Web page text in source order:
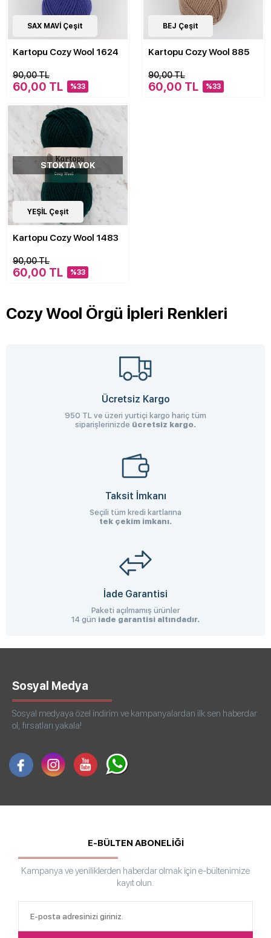
20Çeşit
SAX MAVİ Çeşit
Kartopu Cozy Wool 1624
90,00 TL
60,00 TL %33
20Çeşit
BEJ Çeşit
Kartopu Cozy Wool 885
90,00 TL
60,00 TL %33
20Çeşit
STOKTA YOK
YEŞİL Çeşit
Kartopu Cozy Wool 1483
90,00 TL
60,00 TL %33
Cozy Wool Örgü İpleri Renkleri
Ücretsiz Kargo
950 TL ve üzeri yurtiçi kargo hariç tüm
siparişlerinizde ücretsiz kargo.
Taksit İmkanı
Seçili tüm kredi kartlarına
tek çekim imkanı.
İade Garantisi
Paketi açılmamış ürünler
14 gün iade garantisi altındadır.
Sosyal Medya
Sosyal medyaya özel indirim ve kampanyalardan ilk sen haberdar
ol, fırsatları yakala!
E-BÜLTEN ABONELİĞİ
Kampanya ve yeniliklerden haberdar olmak için e-bültenimize
kayıt olun.